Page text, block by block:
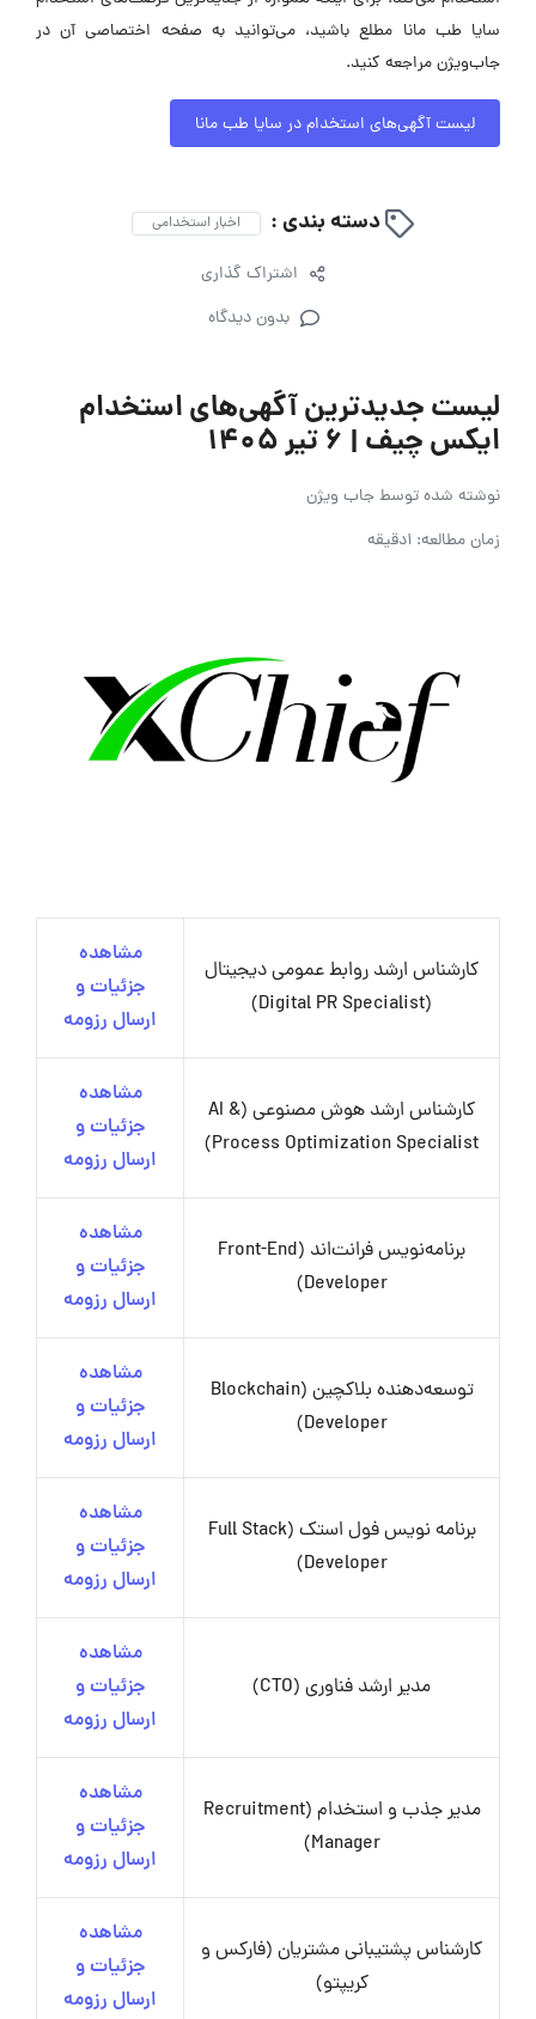
سایا طب مانا مطلع باشید، می‌توانید به صفحه اختصاصی آن در
جاب‌ویژن مراجعه کنید.
لیست آگهی‌های استخدام در سایا طب مانا
دسته بندی : اخبار استخدامی
اشتراک گذاری
بدون دیدگاه
لیست جدیدترین آگهی‌های استخدام
ایکس چیف | ۶ تیر ۱۴۰۵
نوشته شده توسطجاب ویژن
زمان مطالعه: 1دقیقه
کارشناس ارشد روابط عمومی دیجیتال
(Digital PR Specialist)
مشاهده
جزئیات و
ارسال رزومه
کارشناس ارشد هوش مصنوعی (AI &
Process Optimization Specialist)
مشاهده
جزئیات و
ارسال رزومه
برنامه‌نویس فرانت‌اند (Front-End
Developer)
مشاهده
جزئیات و
ارسال رزومه
توسعه‌دهنده بلاکچین (Blockchain
Developer)
مشاهده
جزئیات و
ارسال رزومه
برنامه نویس فول استک (Full Stack
Developer)
مشاهده
جزئیات و
ارسال رزومه
مدیر ارشد فناوری (CTO)
مشاهده
جزئیات و
ارسال رزومه
مدیر جذب و استخدام (Recruitment
Manager)
مشاهده
جزئیات و
ارسال رزومه
کارشناس پشتیبانی مشتریان (فارکس و
کریپتو)
مشاهده
جزئیات و
ارسال رزومه